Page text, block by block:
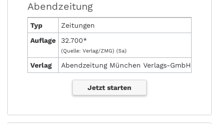
Abendzeitung
Typ
Zeitungen
Auflage
32.700*
(Quelle: Verlag/ZMG) (Sa)
Verlag Abendzeitung München Verlags-GmbH
Jetzt starten